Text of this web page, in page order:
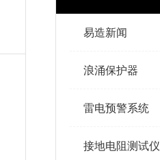
易造新闻
浪涌保护器
雷电预警系统
接地电阻测试仪